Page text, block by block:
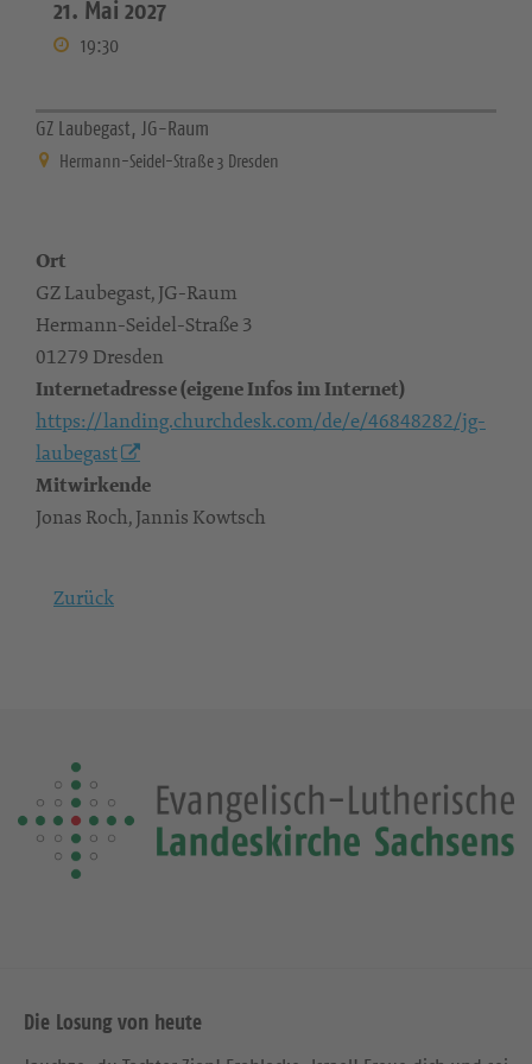
21. Mai 2027
19:30
GZ Laubegast, JG-Raum
Hermann-Seidel-Straße 3 Dresden
Ort
GZ Laubegast, JG-Raum
Hermann-Seidel-Straße 3
01279 Dresden
Internetadresse (eigene Infos im Internet)
https://landing.churchdesk.com/de/e/46848282/jg-
laubegast
Mitwirkende
Jonas Roch, Jannis Kowtsch
Zurück
Die Losung von heute